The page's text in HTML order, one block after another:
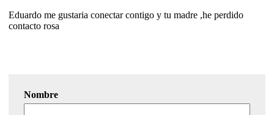
Eduardo me gustaria conectar contigo y tu madre ,he perdido
contacto rosa
Nombre